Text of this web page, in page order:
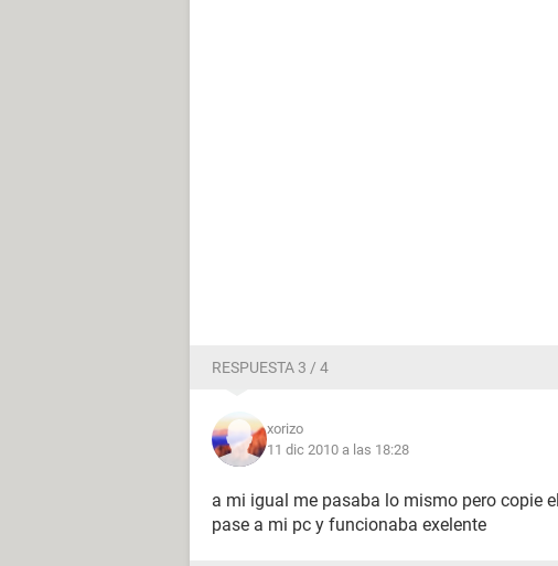
RESPUESTA 3 / 4
xorizo
11 dic 2010 a las 18:28
a mi igual me pasaba lo mismo pero copie
pase a mi pc y funcionaba exelente